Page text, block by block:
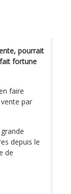
pourrait
fortune
faire
par
depuis le
de